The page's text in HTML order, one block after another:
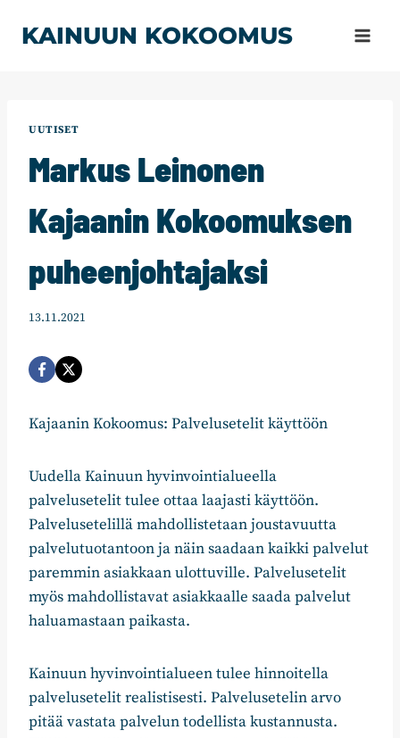
sisältöön
KAINUUN KOKOOMUS
UUTISET
Markus Leinonen
Kajaanin Kokoomuksen
puheenjohtajaksi
13.11.2021
Kajaanin Kokoomus: Palvelusetelit käyttöön
Uudella Kainuun hyvinvointialueella
palvelusetelit tulee ottaa laajasti käyttöön.
Palvelusetelillä mahdollistetaan joustavuutta
palvelutuotantoon ja näin saadaan kaikki palvelut
paremmin asiakkaan ulottuville. Palvelusetelit
myös mahdollistavat asiakkaalle saada palvelut
haluamastaan paikasta.
Kainuun hyvinvointialueen tulee hinnoitella
palvelusetelit realistisesti. Palvelusetelin arvo
pitää vastata palvelun todellista kustannusta.